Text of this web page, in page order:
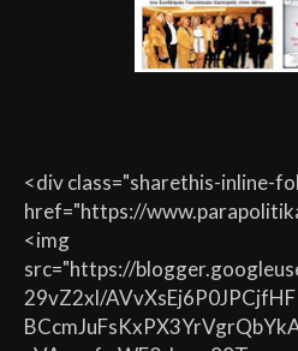
<div class="sharethis-inline-
href="https://
<img
src="https://
29vZ2xl/